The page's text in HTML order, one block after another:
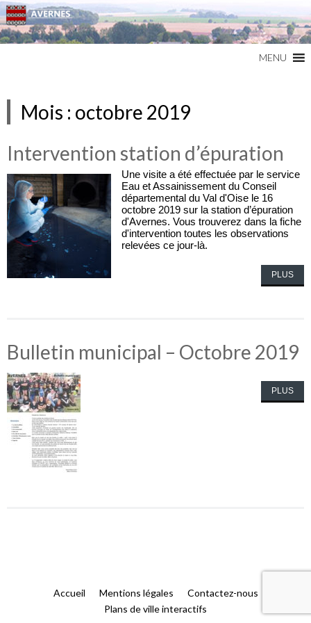
MENU
Mois : octobre 2019
Intervention station d’épuration
Une visite a été effectuée par le service
Eau et Assainissement du Conseil
départemental du Val d'Oise le 16
octobre 2019 sur la station d’épuration
d'Avernes. Vous trouverez dans la fiche
d'intervention toutes les observations
relevées ce jour-là.
PLUS
Bulletin municipal – Octobre 2019
PLUS
Accueil Mentions légales
Contactez-nous
Plans de ville interactifs